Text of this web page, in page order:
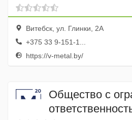
Витебск, ул. Глинки, 2А
+375 33 9-151-1...
https://v-metal.by/
Общество с